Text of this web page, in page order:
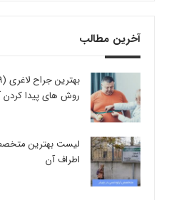
آخرین مطالب
روش های پیدا کردن
لیست بهترین
اطراف آن